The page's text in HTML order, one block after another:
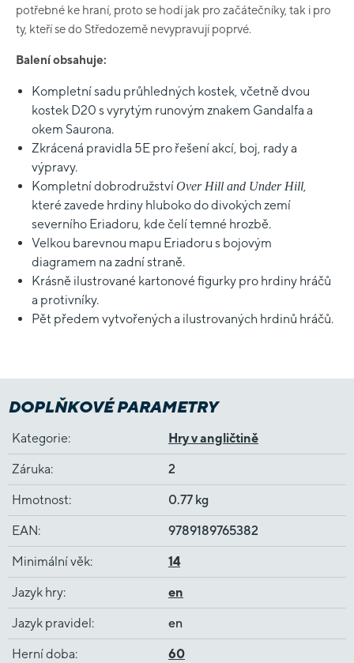
potřebné ke hraní, proto se hodí jak pro začátečníky, tak i pro
ty, kteří se do Středozemě nevypravují poprvé.
Balení obsahuje:
Kompletní sadu průhledných kostek, včetně dvou
kostek D20 s vyrytým runovým znakem Gandalfa a
okem Saurona.
Zkrácená pravidla 5E pro řešení akcí, boj, rady a
výpravy.
Kompletní dobrodružstvíOver Hill and Under Hill,
které zavede hrdiny hluboko do divokých zemí
severního Eriadoru, kde čelí temné hrozbě.
Velkou barevnou mapu Eriadoru s bojovým
diagramem na zadní straně.
Krásně ilustrované kartonové figurky pro hrdiny hráčů
a protivníky.
Pět předem vytvořených a ilustrovaných hrdinů hráčů.
DOPLŇKOVÉ PARAMETRY
Kategorie: Hry v angličtině
Záruka: 2
Hmotnost: 0.77 kg
EAN: 9789189765382
Minimální věk: 14
Jazyk hry: en
Jazyk pravidel: en
Herní doba: 60